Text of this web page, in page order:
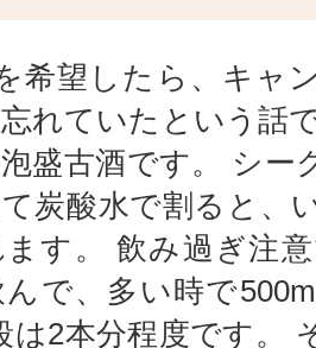
希望したら、キャ
れていたという話
盛古酒です。 シー
炭酸水で割ると、
す。 飲み過ぎ注
で、多い時で
は2本分程度です。